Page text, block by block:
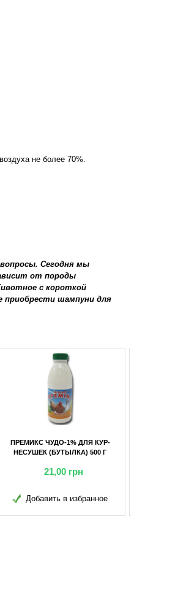
не более 70%.
Сегодня мы
от породы
с короткой
приобрести шампуни для
ПРЕМИКС ЧУДО-1% ДЛЯ ПОРОСЯТ
НА ОТКОРМЕ 400 Г
34,00 грн
Добавить в избранное